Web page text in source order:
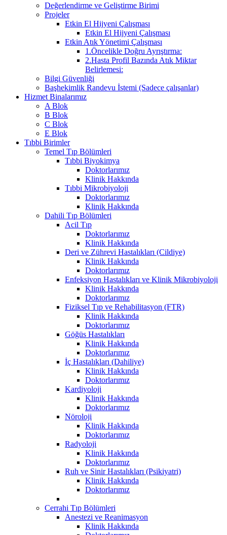
Değerlendirme ve Geliştirme Birimi
Projeler
Etkin El Hijyeni Çalışması
Etkin El Hijyeni Çalışması
Etkin Atık Yönetimi Çalışması
1.Öncelikle Doğru Ayrıştırma:
2.Hasta Profil Bazında Atık Miktar
Belirlemesi:
Bilgi Güvenliği
Başhekimlik Randevu İstemi (Sadece çalışanlar)
Hizmet Binalarımız
A Blok
B Blok
C Blok
E Blok
Tıbbi Birimler
Temel Tıp Bölümleri
Tıbbi Biyokimya
Doktorlarımız
Klinik Hakkında
Tıbbi Mikrobiyoloji
Doktorlarımız
Klinik Hakkında
Dahili Tıp Bölümleri
Acil Tıp
Doktorlarımız
Klinik Hakkında
Deri ve Zührevi Hastalıkları (Cildiye)
Klinik Hakkında
Doktorlarımız
Enfeksiyon Hastalıkları ve Klinik Mikrobiyoloji
Klinik Hakkında
Doktorlarımız
Fiziksel Tıp ve Rehabilitasyon (FTR)
Klinik Hakkında
Doktorlarımız
Göğüs Hastalıkları
Klinik Hakkında
Doktorlarımız
İç Hastalıkları (Dahiliye)
Klinik Hakkında
Doktorlarımız
Kardiyoloji
Klinik Hakkında
Doktorlarımız
Nöroloji
Klinik Hakkında
Doktorlarımız
Radyoloji
Klinik Hakkında
Doktorlarımız
Ruh ve Sinir Hastalıkları (Psikiyatri)
Klinik Hakkında
Doktorlarımız
Cerrahi Tıp Bölümleri
Anestezi ve Reanimasyon
Klinik Hakkında